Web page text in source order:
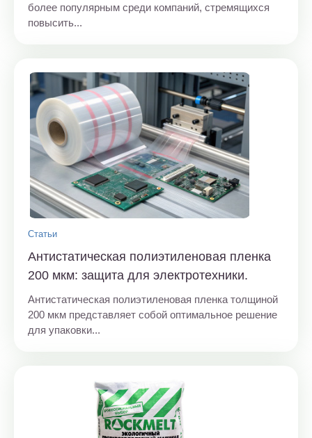
более популярным среди компаний, стремящихся
повысить...
Статьи
Антистатическая полиэтиленовая пленка
200 мкм: защита для электротехники.
Антистатическая полиэтиленовая пленка толщиной
200 мкм представляет собой оптимальное решение
для упаковки...